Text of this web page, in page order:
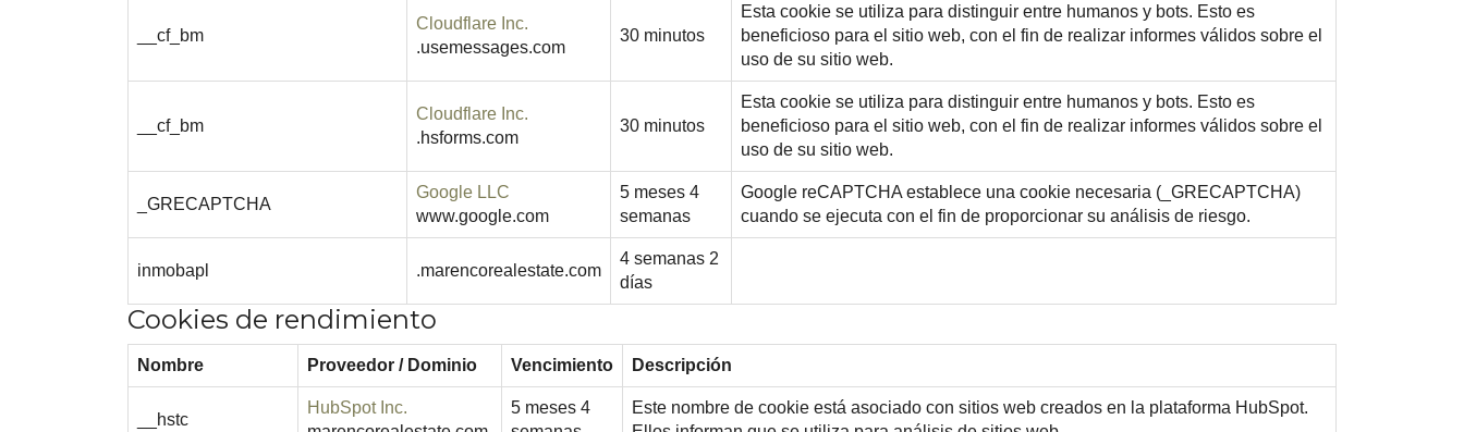
__cf_bm
Cloudflare Inc.
.usemessages.com
30 minutos
Esta cookie se utiliza para distinguir entre humanos y bots. Esto es
beneficioso para el sitio web, con el fin de realizar informes válidos sobre el
uso de su sitio web.
__cf_bm
Cloudflare Inc.
.hsforms.com
30 minutos
Esta cookie se utiliza para distinguir entre humanos y bots. Esto es
beneficioso para el sitio web, con el fin de realizar informes válidos sobre el
uso de su sitio web.
_GRECAPTCHA
Google LLC
www.google.com
5 meses 4
semanas
Google reCAPTCHA establece una cookie necesaria (_GRECAPTCHA)
cuando se ejecuta con el fin de proporcionar su análisis de riesgo.
inmobapl .marencorealestate.com
4 semanas 2
días
Cookies de rendimiento
Nombre Proveedor / Dominio Vencimiento Descripción
__hstc
HubSpot Inc.
5 meses 4
Este nombre de cookie está asociado con sitios web creados en la plataforma HubSpot.